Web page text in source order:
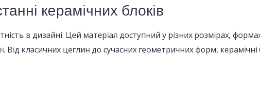
керамічних блоків
в дизайні. Цей матеріал доступний у різних розмірах,
Від класичних цеглин до сучасних геометричних форм,